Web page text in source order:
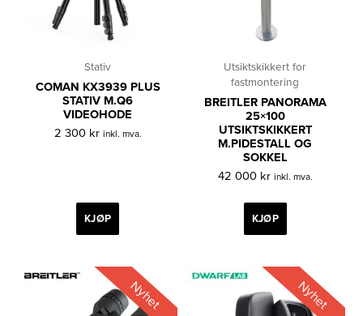
Stativ
COMAN KX3939 PLUS
STATIV M.Q6
VIDEOHODE
2 300 kr inkl. mva.
KJØP
Utsiktskikkert for
fastmontering
BREITLER PANORAMA
25×100
UTSIKTSKIKKERT
M.PIDESTALL OG
SOKKEL
42 000 kr inkl. mva.
KJØP
Nyhet Nyhet